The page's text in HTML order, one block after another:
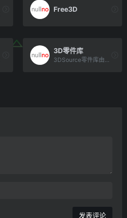
Free3D
3D零件库
3DSource零件库由上海新迪数字工程系统有限公司自主研发，是一款支持各大主流CAD软件、标准覆盖齐全、零[…]